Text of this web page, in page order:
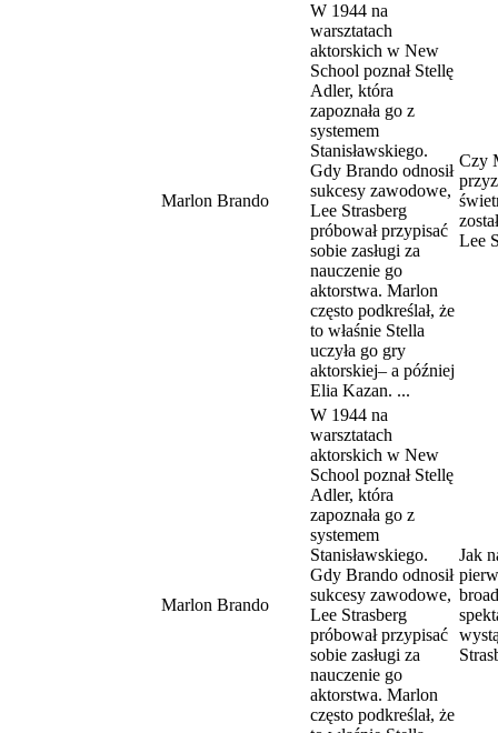
Marlon Brando
W 1944 na
warsztatach
aktorskich w New
School poznał Stellę
Adler, która
zapoznała go z
systemem
Stanisławskiego.
Gdy Brando odnosił
sukcesy zawodowe,
Lee Strasberg
próbował przypisać
sobie zasługi za
nauczenie go
aktorstwa. Marlon
często podkreślał, że
to właśnie Stella
uczyła go gry
aktorskiej– a później
Elia Kazan. ...
Czy
Lee
Marlon Brando
W 1944 na
warsztatach
aktorskich w New
School poznał Stellę
Adler, która
zapoznała go z
systemem
Stanisławskiego.
Gdy Brando odnosił
sukcesy zawodowe,
Lee Strasberg
próbował przypisać
sobie zasługi za
nauczenie go
aktorstwa. Marlon
często podkreślał, że
Jak